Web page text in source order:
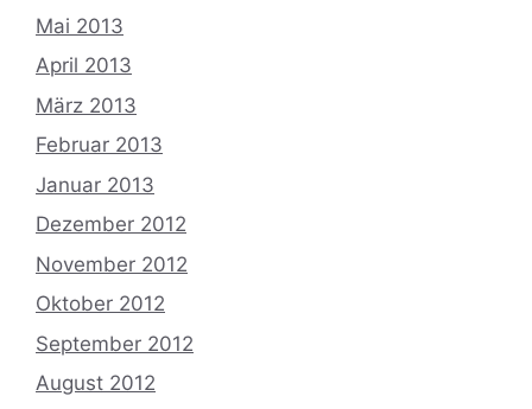
Mai 2013
April 2013
März 2013
Februar 2013
Januar 2013
Dezember 2012
November 2012
Oktober 2012
September 2012
August 2012